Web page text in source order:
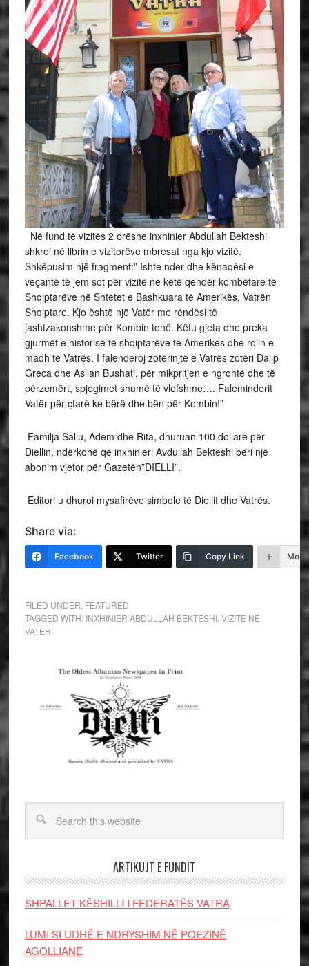
Në fund të vizitës 2 orëshe inxhinier Abdullah Bekteshi
shkroi në librin e vizitorëve mbresat nga kjo vizitë.
Shkëpusim një fragment:” Ishte nder dhe kënaqësi e
veçantë të jem sot për vizitë në këtë qendër kombëtare të
Shqiptarëve në Shtetet e Bashkuara të Amerikës, Vatrën
Shqiptare. Kjo është një Vatër me rëndësi të
jashtzakonshme për Kombin tonë. Këtu gjeta dhe preka
gjurmët e historisë të shqiptarëve të Amerikës dhe rolin e
madh të Vatrës. I falenderoj zotërinjtë e Vatrës zotëri Dalip
Greca dhe Asllan Bushati, për mikpritjen e ngrohtë dhe të
përzemërt, spjegimet shumë të vlefshme…. Faleminderit
Vatër për çfarë ke bërë dhe bën për Kombin!”
Familja Saliu, Adem dhe Rita, dhuruan 100 dollarë për
Diellin, ndërkohë që inxhinieri Avdullah Bekteshi bëri një
abonim vjetor për Gazetën”DIELLI”.
Editori u dhuroi mysafirëve simbole të Diellit dhe Vatrës.
Share via:
Facebook Twitter Copy Link More
FILED UNDER: FEATURED
TAGGED WITH: INXHINIER ABDULLAH BEKTESHI, VIZITE NE
VATER
ARTIKUJT E FUNDIT
SHPALLET KËSHILLI I FEDERATËS VATRA
LUMI SI UDHË E NDRYSHIM NË POEZINË
AGOLLIANE